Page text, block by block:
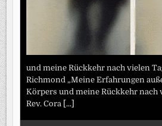
und meine Rückkehr nach vielen
Richmond „Meine Erfahrungen
Körpers und meine Rückkehr nach
Rev. Cora [...]